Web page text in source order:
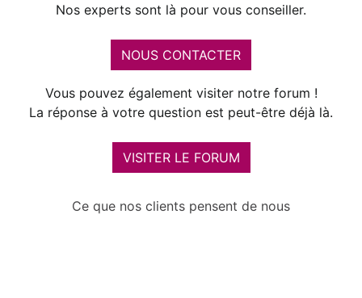
Nos experts sont là pour vous conseiller.
NOUS CONTACTER
Vous pouvez également visiter notre forum !
La réponse à votre question est peut-être déjà là.
VISITER LE FORUM
Ce que nos clients pensent de nous